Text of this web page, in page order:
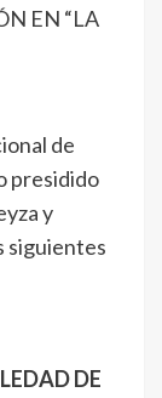
EN “LA
de
presidido
y
siguientes
DE